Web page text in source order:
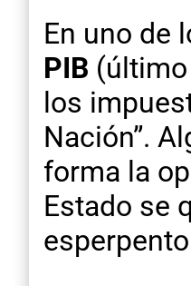
En uno de
PIB (último
los
Nación”.
forma la
Estado se